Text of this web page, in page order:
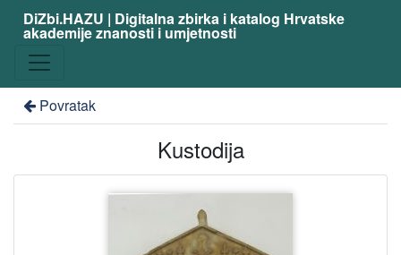
DiZbi.HAZU | Digitalna zbirka i katalog Hrvatske
akademije znanosti i umjetnosti
Povratak
Kustodija